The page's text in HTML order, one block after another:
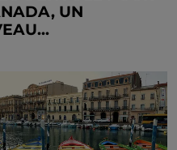
UN